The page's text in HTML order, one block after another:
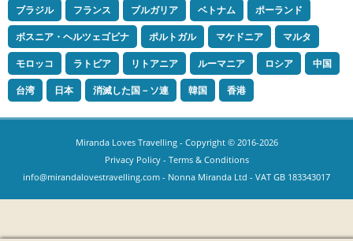
ブラジル
フランス ブルガリア ベトナム
ポーランド
ボスニア・ヘルツェゴビナ
ポルトガル マケドニア
マルタ
モロッコ
ラトビア リトアニア ルーマニア ロシア
中国
台湾
日本 消滅した国－ソ連 韓国 香港
Miranda Loves Travelling- Copyright © 2016-2026
Privacy Policy- Terms & Conditions
info@mirandalovestravelling.com - Nonna Miranda Ltd - VAT GB 183343017